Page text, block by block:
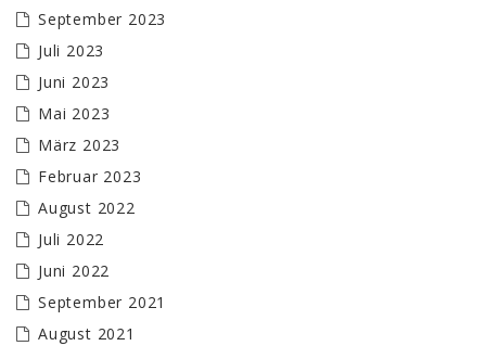
September 2023
Juli 2023
Juni 2023
Mai 2023
März 2023
Februar 2023
August 2022
Juli 2022
Juni 2022
September 2021
August 2021